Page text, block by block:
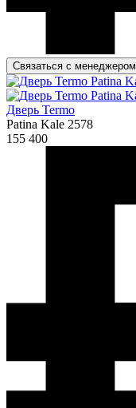
Связаться с менеджером
Дверь Termo
Patina Kale 2578
155 400